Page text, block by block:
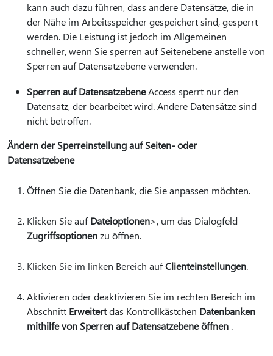
kann auch dazu führen, dass andere Datensätze, die in
der Nähe im Arbeitsspeicher gespeichert sind, gesperrt
werden. Die Leistung ist jedoch im Allgemeinen
schneller, wenn Sie sperren auf Seitenebene anstelle von
Sperren auf Datensatzebene verwenden.
Sperren auf DatensatzebeneAccess sperrt nur den
Datensatz, der bearbeitet wird. Andere Datensätze sind
nicht betroffen.
Ändern der Sperreinstellung auf Seiten- oder
Datensatzebene
Öffnen Sie die Datenbank, die Sie anpassen möchten.
Klicken Sie aufDateioptionen>, um das Dialogfeld
Zugriffsoptionenzu öffnen.
Klicken Sie im linken Bereich aufClienteinstellungen.
Aktivieren oder deaktivieren Sie im rechten Bereich im
Abschnitt Erweitertdas Kontrollkästchen Datenbanken
mithilfe von Sperren auf Datensatzebene öffnen .